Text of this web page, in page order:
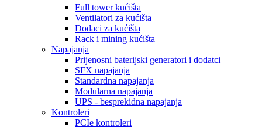
Full tower kućišta
Ventilatori za kućišta
Dodaci za kućišta
Rack i mining kućišta
Napajanja
Prijenosni baterijski generatori i dodatci
SFX napajanja
Standardna napajanja
Modularna napajanja
UPS - besprekidna napajanja
Kontroleri
PCIe kontroleri